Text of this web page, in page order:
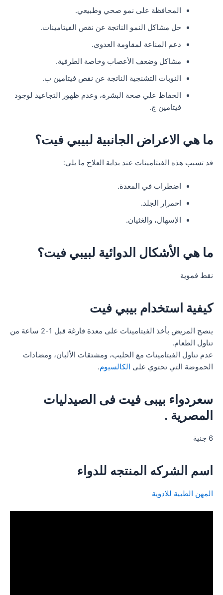
المحافظة على نمو صحي وطبيعي.
حل مشاكل النمو الناتجة عن نقص الفيتامينات.
دعم المناعة لمقاومة العدوى.
مشاكل وضعف الأعصاب وخاصة الطرفية.
النوبات التشنجية الناتجة عن نقص فيتامين ب.
الحفاظ علي صحة البشرة، وعدم ظهور التجاعيد لوجود
فيتامين ج.
ما هي الاعراض الجانبية لبيبي فيت؟
قد تسبب هذه الفيتامينات عند بداية العلاج ما يلي:
اضطراب في المعدة.
احمرار الجلد.
الإسهال، والغثيان.
ما هي الأشكال الدوائية لبيبي فيت؟
نقط فموية
كيفية استخدام بيبي فيت
ينصح المريض بأخذ الفيتامينات على معدة فارغة قبل 1-2 ساعة من
تناول الطعام.
عدم تناول الفيتامينات مع الحليب، ومشتقات الألبان، ومضادات
الحموضة التي تحتوي على الكالسيوم.
سعردواء بيبى فيت فى الصيدليات
المصرية .
6 جنية
اسم الشركه المنتجه للدواء
المهن الطبية للادوية